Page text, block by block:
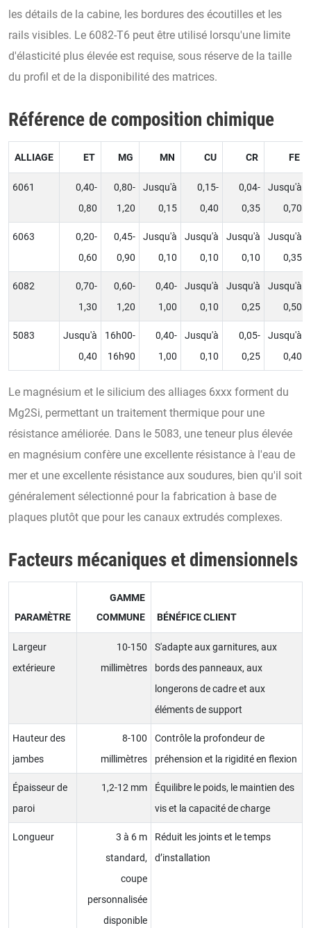
les détails de la cabine, les bordures des écoutilles et les
rails visibles. Le 6082-T6 peut être utilisé lorsqu'une limite
d'élasticité plus élevée est requise, sous réserve de la taille
du profil et de la disponibilité des matrices.
Référence de composition chimique
ALLIAGE ET MG MN CU CR FE
6061
0,40-
0,80
0,80-
1,20
Jusqu'à
0,15
0,15-
0,40
0,04-
0,35
Jusqu'à
0,70
6063
0,20-
0,60
0,45-
0,90
Jusqu'à
0,10
Jusqu'à
0,10
Jusqu'à
0,10
Jusqu'à
0,35
6082
0,70-
1,30
0,60-
1,20
0,40-
1,00
Jusqu'à
0,10
Jusqu'à
0,25
Jusqu'à
0,50
5083
Jusqu'à
0,40
16h00-
16h90
0,40-
1,00
Jusqu'à
0,10
0,05-
0,25
Jusqu'à
0,40
Le magnésium et le silicium des alliages 6xxx forment du
Mg2Si, permettant un traitement thermique pour une
résistance améliorée. Dans le 5083, une teneur plus élevée
en magnésium confère une excellente résistance à l'eau de
mer et une excellente résistance aux soudures, bien qu'il soit
généralement sélectionné pour la fabrication à base de
plaques plutôt que pour les canaux extrudés complexes.
Facteurs mécaniques et dimensionnels
PARAMÈTRE
GAMME
COMMUNE
BÉNÉFICE CLIENT
Largeur
extérieure
10-150
millimètres
S'adapte aux garnitures, aux
bords des panneaux, aux
longerons de cadre et aux
éléments de support
Hauteur des
jambes
8-100
millimètres
Contrôle la profondeur de
préhension et la rigidité en flexion
Épaisseur de
paroi
1,2-12 mm
Équilibre le poids, le maintien des
vis et la capacité de charge
Longueur
3 à 6 m
standard,
coupe
personnalisée
disponible
Réduit les joints et le temps
d’installation